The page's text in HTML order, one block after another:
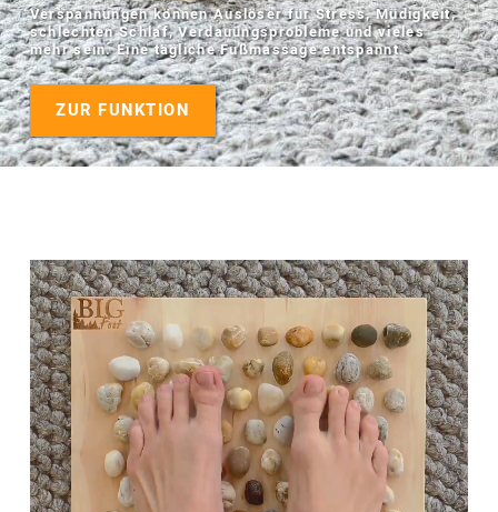
Verspannungen können Auslöser für Stress, Müdigkeit,
schlechten Schlaf, Verdauungsprobleme und vieles
mehr sein. Eine tägliche Fußmassage entspannt.
ZUR FUNKTION